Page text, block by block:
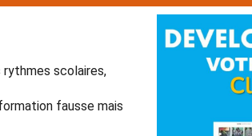
rythmes scolaires,
fausse mais